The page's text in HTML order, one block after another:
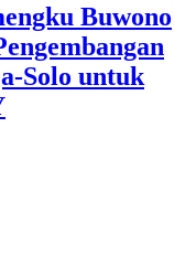
Buwono
Solo untuk